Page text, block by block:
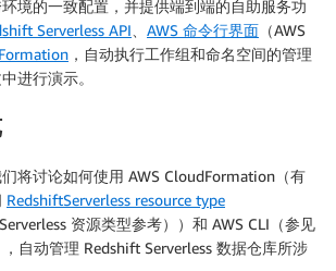
境的一致配置，并提供端到端的自助服务功
Serverless API AWS 命令行界面 （AWS
，自动执行工作组和命名空间的管理
进行演示。
将讨论如何使用 AWS CloudFormation（有
RedshiftServerless resource type
资源类型参考））和 AWS CLI（参见
，自动管理 Redshift Serverless 数据仓库所涉